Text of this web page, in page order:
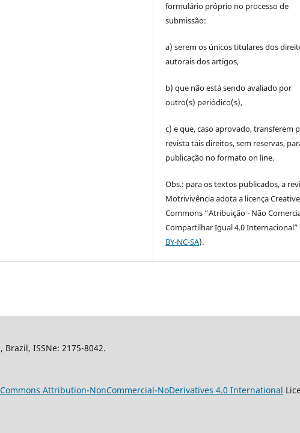
formulário próprio no processo de
submissão:
a) serem os únicos titulares dos
autorais dos artigos,
b) que não está sendo avaliado por
outro(s) periódico(s),
c) e que, caso aprovado, transferem
revista tais direitos, sem reservas,
publicação no formato on line.
Obs.: para os textos publicados, a
Motrivivência adota a licença Creative
Commons “Atribuição - Não
Compartilhar Igual 4.0 Internacional”
BY-NC-SA).
ISSNe: 2175-8042.
Attribution-NonCommercial-NoDerivatives 4.0 International